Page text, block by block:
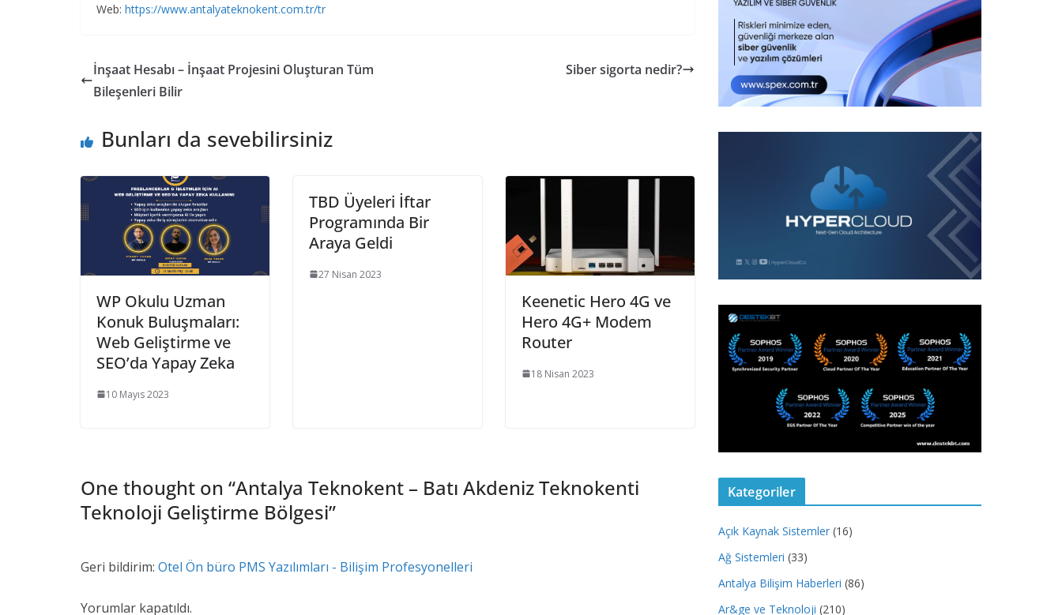
Web: https://www.antalyateknokent.com.tr/tr
İnşaat Hesabı – İnşaat Projesini Oluşturan Tüm
Bileşenleri Bilir
Siber sigorta nedir?
Bunları da sevebilirsiniz
WP Okulu Uzman
Konuk Buluşmaları:
Web Geliştirme ve
SEO’da Yapay Zeka
10 Mayıs 2023
TBD Üyeleri İftar
Programında Bir
Araya Geldi
27 Nisan 2023
Keenetic Hero 4G ve
Hero 4G+ Modem
Router
18 Nisan 2023
One thought on “Antalya Teknokent – Batı Akdeniz Teknokenti
Teknoloji Geliştirme Bölgesi”
Geri bildirim: Otel Ön büro PMS Yazılımları - Bilişim Profesyonelleri
Yorumlar kapatıldı.
Kategoriler
Açık Kaynak Sistemler (16)
Ağ Sistemleri (33)
Antalya Bilişim Haberleri (86)
Ar&ge ve Teknoloji (210)